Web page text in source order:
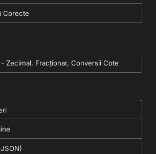
Corecte
Zecimal, Fracționar, Conversii Cote